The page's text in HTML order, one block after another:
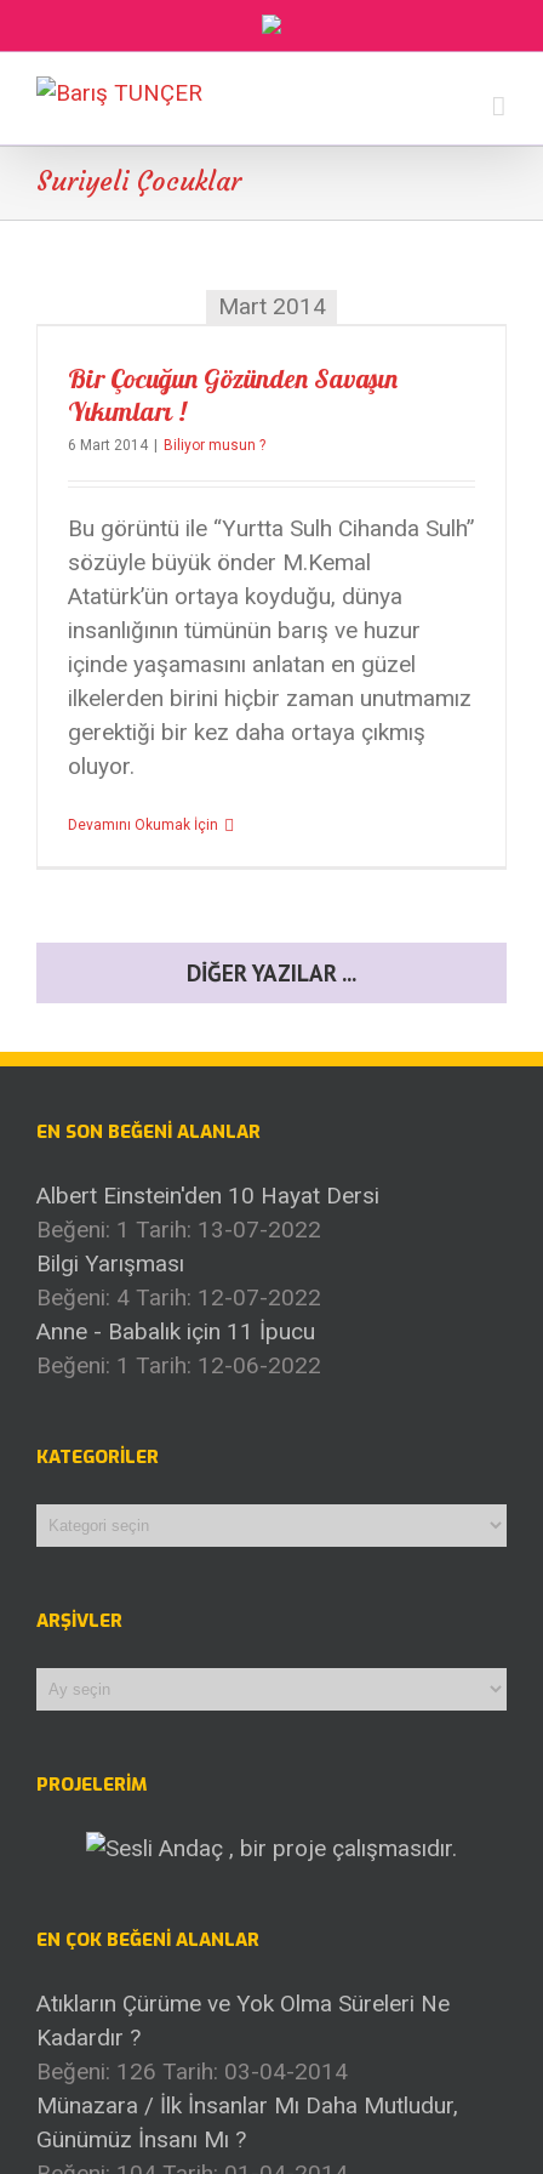
Suriyeli Çocuklar
Mart 2014
Bir Çocuğun Gözünden Savaşın
Yıkımları !
6 Mart 2014 Biliyor musun ?
Bu görüntü ile “Yurtta Sulh Cihanda Sulh”
sözüyle büyük önder M.Kemal
Atatürk’ün ortaya koyduğu, dünya
insanlığının tümünün barış ve huzur
içinde yaşamasını anlatan en güzel
ilkelerden birini hiçbir zaman unutmamız
gerektiği bir kez daha ortaya çıkmış
oluyor.
Devamını Okumak İçin
DIĞER YAZILAR ...
EN SON BEĞENI ALANLAR
Albert Einstein'den 10 Hayat Dersi
Beğeni: 1 Tarih: 13-07-2022
Bilgi Yarışması
Beğeni: 4 Tarih: 12-07-2022
Anne - Babalık için 11 İpucu
Beğeni: 1 Tarih: 12-06-2022
KATEGORILER
Kategoriler
ARŞIVLER
Arşivler
PROJELERİM
EN ÇOK BEĞENI ALANLAR
Atıkların Çürüme ve Yok Olma Süreleri Ne
Kadardır ?
Beğeni: 126 Tarih: 03-04-2014
Münazara / İlk İnsanlar Mı Daha Mutludur,
Günümüz İnsanı Mı ?